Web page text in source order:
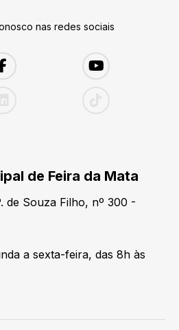
nas redes sociais
de Feira da Mata
de Souza Filho, nº 300 -
a sexta-feira, das 8h às